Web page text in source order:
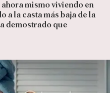
mismo viviendo en
a la casta más baja de la
demostrado que